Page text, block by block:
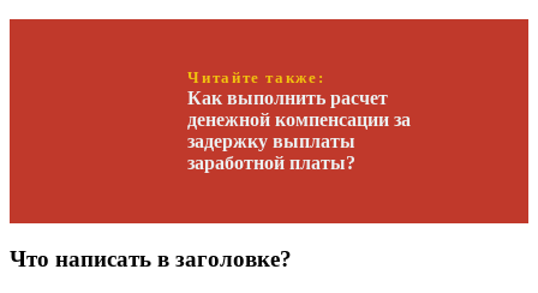
Читайте также:
Как выполнить расчет
денежной компенсации за
задержку выплаты
заработной платы?
Что написать в заголовке?